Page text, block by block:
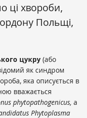
ці хвороби,
Польщі,
цукру (або
як синдром
яка описується в
вважається
phytopathogenicus, а
Phytoplasma